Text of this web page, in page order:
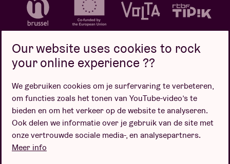
Privacybeleid Cookiebeleid
Verkoopsvoorwaarden
Design door
Our website uses cookies to rock
your online experience ??
We gebruiken cookies om je surfervaring te verbeteren,
om functies zoals het tonen van YouTube-video’s te
bieden en om het verkeer op de website te analyseren.
Ook delen we informatie over je gebruik van de site met
onze vertrouwde sociale media-, en analysepartners.
Meer info